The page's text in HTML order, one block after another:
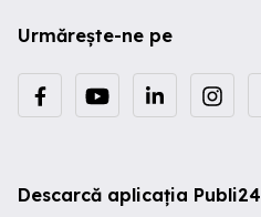
Urmărește-ne pe
Descarcă aplicația Publi24